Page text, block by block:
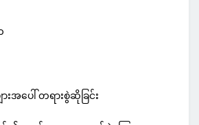
အပေါ် တရားစွဲဆိုခြင်း